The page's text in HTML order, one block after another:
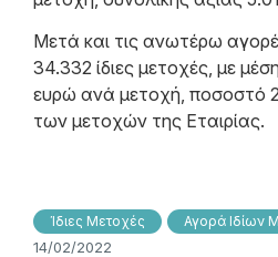
Μετά και τις ανωτέρω
34.332 ίδιες μετοχές, με
ευρώ ανά μετοχή, ποσοστό
των μετοχών της Εταιρίας.
Ίδιες Μετοχές Αγορά Ιδίων
14/02/2022